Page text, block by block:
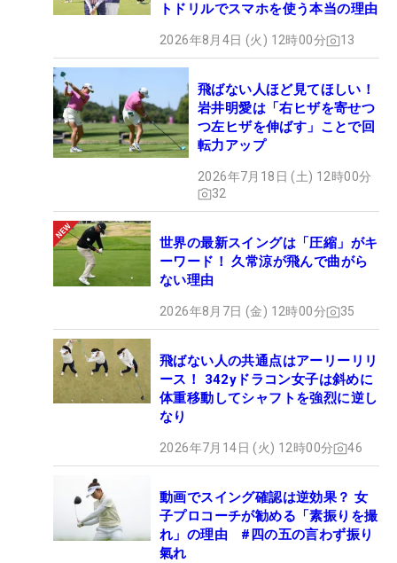
トドリルでスマホを使う本当の理由
2026年8月4日 (火) 12時00分 13
飛ばない人ほど見てほしい！
岩井明愛は「右ヒザを寄せつ
つ左ヒザを伸ばす」ことで回
転力アップ
2026年7月18日 (土) 12時00分
32
世界の最新スイングは「圧縮」がキ
ーワード！ 久常涼が飛んで曲がら
ない理由
2026年8月7日 (金) 12時00分 35
飛ばない人の共通点はアーリーリリ
ース！ 342yドラコン女子は斜めに
体重移動してシャフトを強烈に逆し
なり
2026年7月14日 (火) 12時00分 46
動画でスイング確認は逆効果？ 女
子プロコーチが勧める「素振りを撮
れ」の理由 #四の五の言わず振り
氣れ